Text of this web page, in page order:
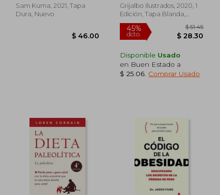
45%
dcto.
45%
dcto.
Plan de Comidas Ceto
de 15 Días
Sam Kuma, 2021, Tapa
Dura, Nuevo
Grijalbo Ilustrados, 2020, 1
Edición, Tapa Blanda,
Nuevo
Disponible Usado
en Buen Estado a
$ 25.06 Comprar Usado